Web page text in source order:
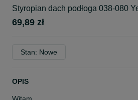
Styropian dach podłoga 038-080
69,89 zł
Stan: Nowe
OPIS